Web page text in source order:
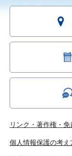
リンク・著作権・免
個人情報保護の考え